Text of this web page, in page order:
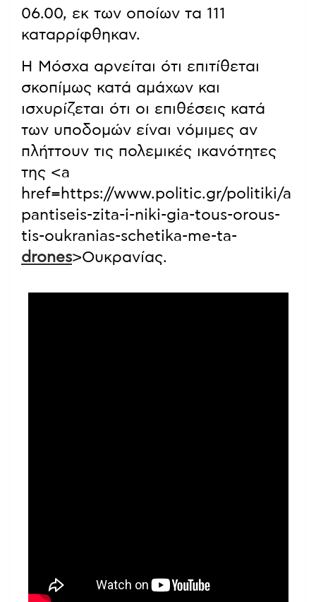
06.00, εκ των οποίων τα 111
καταρρίφθηκαν.
Η Μόσχα αρνείται ότι επιτίθεται
σκοπίμως κατά αμάχων και
ισχυρίζεται ότι οι επιθέσεις κατά
των υποδομών είναι νόμιμες αν
πλήττουν τις πολεμικές ικανότητες
της <a
href=https://www.politic.gr/politiki/a
pantiseis-zita-i-niki-gia-tous-orous-
tis-oukranias-schetika-me-ta-
drones>Ουκρανίας.